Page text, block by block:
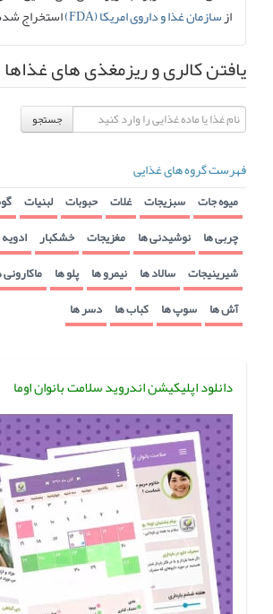
ازسازمان غذا و داروی امریکا (FDA) استخراج
یافتن کالری و ریزمغذی های غذاها
جستجو
فهرست گروه های غذایی
میوه جات سبزیجات غلات حبوبات لبنیات
چربی ها نوشیدنی ها مغزیجات خشکبار
شیرینیجات سالاد ها نیمرو ها پلو ها ماکارونی
آش ها سوپ ها کباب ها دسر ها
دانلود اپلیکیشن اندروید سلامت بانوان اوما